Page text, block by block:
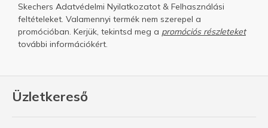
Üzletkereső
Skechers Adatvédelmi Nyilatkozatot & Felhasználási
feltételeket. Valamennyi termék nem szerepel a
promócióban. Kerjük, tekintsd meg a promóciós részleteket
további információkért.